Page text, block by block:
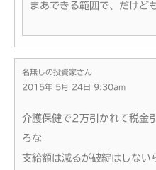
まあできる範囲で、だけども
名無しの投資家さん
2015年 5月 24日 9:30am
介護保健で2万引かれて税金
ろな
支給額は減るが破綻はしない